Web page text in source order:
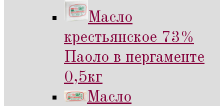
Масло
крестьянское 73%
Паоло в пергаменте
0,5кг
Масло